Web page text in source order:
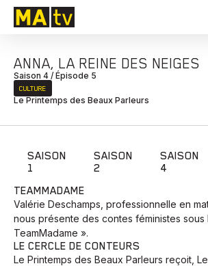
ANNA, LA REINE DES NEIGES
Saison 4 / Épisode 5
CULTURE
Le Printemps des Beaux Parleurs
SAISON
1
SAISON
2
SAISON
4
TEAMMADAME
Valérie Deschamps, professionnelle en
nous présente des contes féministes sous
TeamMadame ».
LE CERCLE DE CONTEURS
Le Printemps des Beaux Parleurs reçoit,